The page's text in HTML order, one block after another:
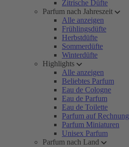
Zitrische Düfte
Parfum nach Jahreszeit
Alle anzeigen
Frühlingsdüfte
Herbstdüfte
Sommerdüfte
Winterdüfte
Highlights
Alle anzeigen
Beliebtes Parfum
Eau de Cologne
Eau de Parfum
Eau de Toilette
Parfum auf Rechnung
Parfum Miniaturen
Unisex Parfum
Parfum nach Land